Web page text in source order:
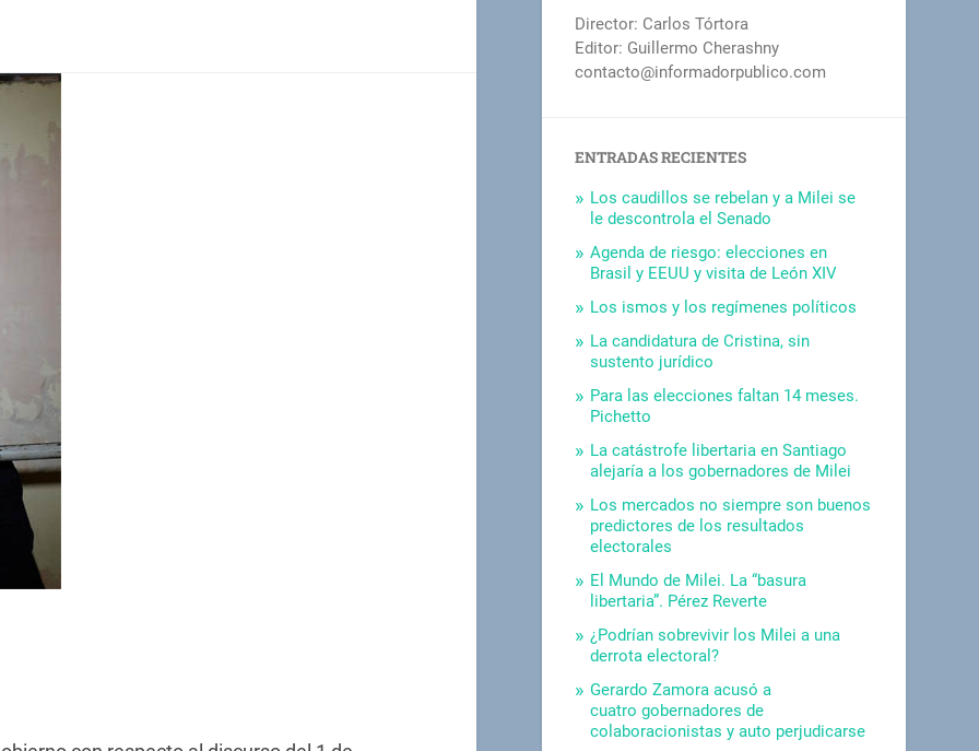
Director: Carlos Tórtora
Editor: Guillermo Cherashny
contacto@informadorpublico.com
ENTRADAS RECIENTES
Los caudillos se rebelan y a Milei se
le descontrola el Senado
Agenda de riesgo: elecciones en
Brasil y EEUU y visita de León XIV
Los ismos y los regímenes políticos
La candidatura de Cristina, sin
sustento jurídico
Para las elecciones faltan 14 meses.
Pichetto
La catástrofe libertaria en Santiago
alejaría a los gobernadores de Milei
Los mercados no siempre son buenos
predictores de los resultados
electorales
El Mundo de Milei. La “basura
libertaria”. Pérez Reverte
¿Podrían sobrevivir los Milei a una
derrota electoral?
Gerardo Zamora acusó a
cuatro gobernadores de
colaboracionistas y auto perjudicarse